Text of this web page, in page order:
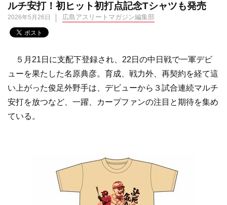
ルチ安打！初ヒット初打点記念Tシャツも発売
2026年5月26日 広島アスリートマガジン編集部
５月21日に支配下登録され、22日の中日戦で一軍デビ
ューを果たした名原典彦。育成、戦力外、再契約を経て這
い上がった俊足外野手は、デビューから３試合連続マルチ
安打を放つなど、一躍、カープファンの注目と期待を集め
ている。